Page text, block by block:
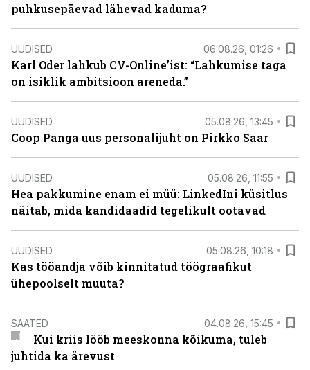
puhkusepäevad lähevad kaduma?
UUDISED 06.08.26, 01:26
Karl Oder lahkub CV-Online’ist: “Lahkumise taga
on isiklik ambitsioon areneda.”
UUDISED 05.08.26, 13:45
Coop Panga uus personalijuht on Pirkko Saar
UUDISED 05.08.26, 11:55
Hea pakkumine enam ei müü: LinkedIni küsitlus
näitab, mida kandidaadid tegelikult ootavad
UUDISED 05.08.26, 10:18
Kas tööandja võib kinnitatud töögraafikut
ühepoolselt muuta?
SAATED 04.08.26, 15:45
Kui kriis lööb meeskonna kõikuma, tuleb
juhtida ka ärevust